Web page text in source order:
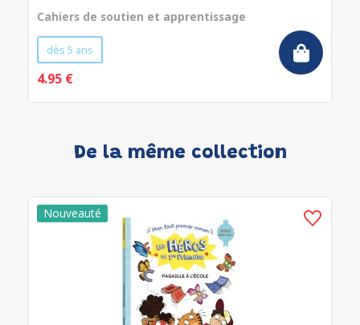
Cahiers de soutien et apprentissage
dès 5 ans
4.95 €
De la même collection